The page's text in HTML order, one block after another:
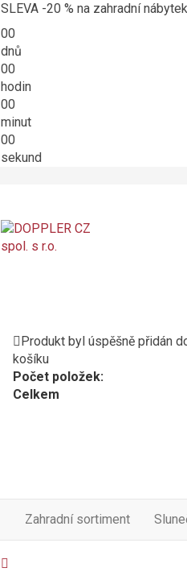
SLEVA -20 % na zahradní
00
dnů
00
hodin
00
minut
00
sekund
Produkt byl úspěšně přidán
košíku
Počet položek:
Celkem
Zahradní sortiment